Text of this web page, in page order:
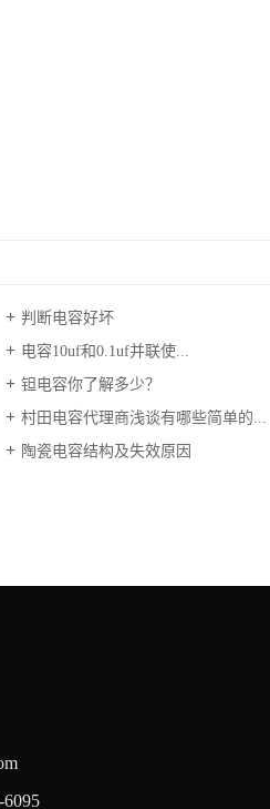
判断电容好坏
电容10uf和0.1uf并联使...
钽电容你了解多少？
村田电容代理商浅谈有哪些简单的...
陶瓷电容结构及失效原因